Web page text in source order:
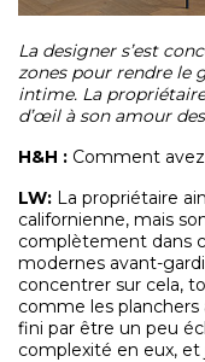
La designer s’est
zones pour rendre le
intime. La
d’œil à son amour
H&H : Comment
LW: La propriétaire
californienne, mais
complètement dans
modernes avant-
concentrer sur cela,
comme les planchers
fini par être un peu
complexité en eux, et